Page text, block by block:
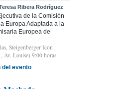
Ribera Rodríguez
de la Comisión
Europa Adaptada a la
Europea de
Steigenberger Icon
Av. Louise) 9:00 horas
del evento